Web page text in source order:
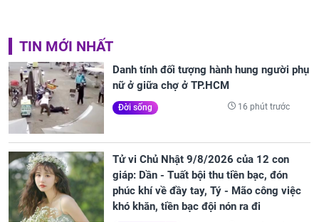
TIN MỚI NHẤT
Danh tính đối tượng hành hung người phụ
nữ ở giữa chợ ở TP.HCM
Đời sống 16 phút trước
Tử vi Chủ Nhật 9/8/2026 của 12 con
giáp: Dần - Tuất bội thu tiền bạc, đón
phúc khí về đầy tay, Tý - Mão công việc
khó khăn, tiền bạc đội nón ra đi